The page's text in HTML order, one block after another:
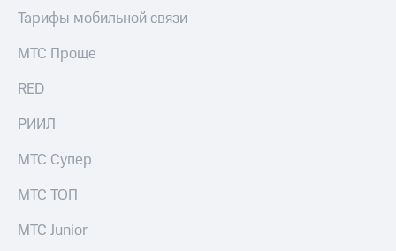
Тарифы мобильной связи
МТС Проще
RED
РИИЛ
МТС Супер
МТС ТОП
МТС Junior